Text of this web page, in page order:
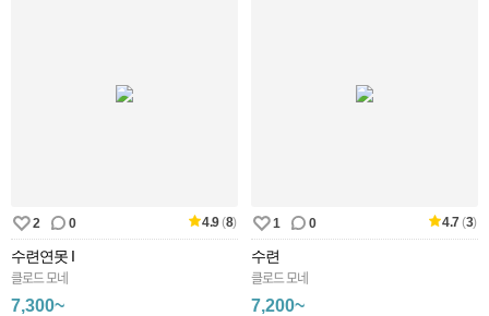
2 0 4.9(8)
수련연못 I
클로드 모네
7,300~
1 0 4.7(3)
수련
클로드 모네
7,200~